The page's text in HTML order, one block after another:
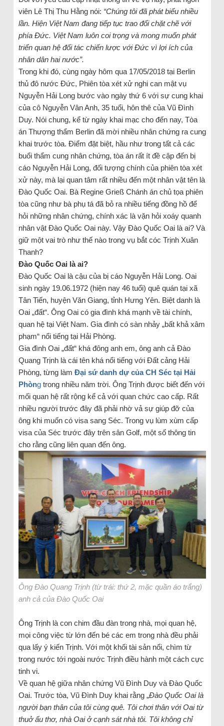
viên Lê Thị Thu Hằng nói: “Chúng tôi đã phát biểu nhiều
lần. Hiện Việt Nam đang tiếp tục trao đổi chặt chẽ với
phía Đức. Việt Nam luôn coi trọng và mong muốn phát
triển quan hệ đối tác chiến lược với Đức vì lợi ích của
nhân dân hai nước”.
Trong khi đó, cùng ngày hôm qua 17/05/2018 tại Berlin
thủ đô nước Đức, Phiên tòa xét xử nghi can mật vụ
Nguyễn Hải Long bước vào ngày thứ 6 với sự cung khai
của cô Nguyễn Vân Anh, 35 tuổi, hôn thê của Vũ Đình
Duy. Nói chung, kể từ ngày khai mạc cho đến nay, Tòa
án Thượng thẩm Berlin đã mời nhiều nhân chứng ra cung
khai trước tòa. Điểm đặt biệt, hầu như trong tất cả các
buổi thẩm cung nhân chứng, tòa án rất ít đề cập đến bị
cáo Nguyễn Hải Long, đối tượng chính của phiên tòa xét
xử này, mà lại quan tâm rất nhiều đến một nhân vật tên là
Đào Quốc Oai. Bà Regine Grieß Chánh án chủ tọa phiên
tòa cũng như bà phụ tá đã bỏ ra nhiều tiếng đồng hồ để
hỏi những nhân chứng, chính xác là vặn hỏi xoáy quanh
nhân vật Đào Quốc Oai này. Vậy Đào Quốc Oai là ai? Và
giữ một vai trò như thế nào trong vụ bắt cóc Trịnh Xuân
Thanh?
Đào Quốc Oai là ai?
Đào Quốc Oai là cậu của bị cáo Nguyễn Hải Long. Oai
sinh ngày 19.06.1972 (hiện nay 46 tuổi) quê quán tại xã
Tân Tiến, huyện Văn Giang, tỉnh Hưng Yên. Biệt danh là
Oai „đất“. Ông Oai có gia đình khá mạnh về tài chính,
quan hệ tại Việt Nam. Gia đình có sàn nhảy „bất khả xâm
phạm“ nổi tiếng tại Hải Phòng.
Gia đình Oai „đất“ khá đông anh em, ông anh cả Đào
Quang Trịnh là cái tên khá nổi tiếng với Đất cảng Hải
Phòng, từng làm Đại sứ danh dự của CH Séc tại Hải
Phòngtrong nhiều năm trời. Ông Trịnh được biết đến với
mối quan hệ rất rộng kể cả với quan chức cao cấp. Rất
nhiều người trước đây đã phải nhờ vả sự giúp đỡ của
ông khi muốn có visa sang Séc. Trong vụ lùm xùm cấp
visa của Séc trước đây trên sân Golf, một số thông tin
cho rằng cũng liên quan đến ông.
Ông Đào Quang Trịnh (từ trái: thứ 2, mặc quần áo trắng)
anh cả của Đào Quốc Oai
Ông Trịnh là con chim đầu đàn trong nhà, mọi quan hệ,
mọi công việc từ lớn đến bé các em trong nhà đều phải
qua lấy ý kiến Trịnh. Với một khối tài sản nổi, chìm từ
trong nước tới ngoài nước Trịnh điều hành một cách cực
tinh vi.
Về quan hệ giữa nhân chứng Vũ Đình Duy và Đào Quốc
Oai. Trước tòa, Vũ Đình Duy khai rằng „Đào Quốc Oai là
người bạn thân của tôi cùng quê. Tôi chơi thân với Oai từ
thuở ấu thơ, nhà Oai ở cạnh sát nhà tôi. Tôi không chỉ